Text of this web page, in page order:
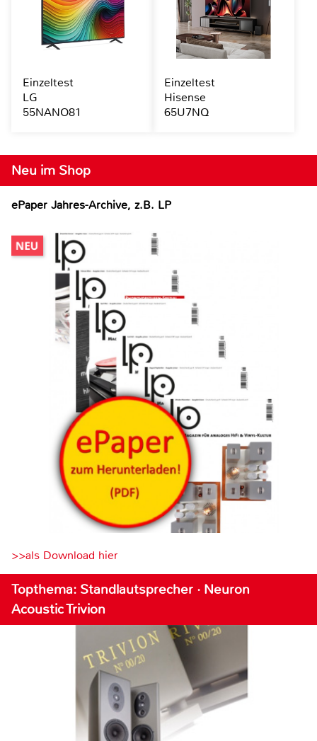
Neu im Shop
ePaper Jahres-Archive, z.B. LP
>>als Download hier
Topthema: Standlautsprecher · Neuron
Acoustic Trivion
Einzeltest
LG
55NANO81
Einzeltest
Hisense
65U7NQ